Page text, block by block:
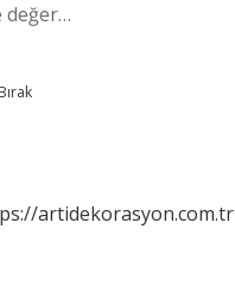
değer…
artidekorasyon.com.tr